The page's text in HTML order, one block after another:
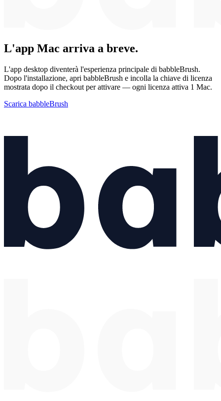
L'app Mac arriva a breve.
L'app desktop diventerà l'esperienza principale di babbleBrush.
Dopo l'installazione, apri babbleBrush e incolla la chiave di licenza
mostrata dopo il checkout per attivare — ogni licenza attiva 1 Mac.
Scarica babbleBrush